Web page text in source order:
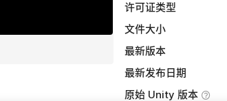
许可证类型
文件大小
最新版本
最新发布日期
原始 Unity 版本